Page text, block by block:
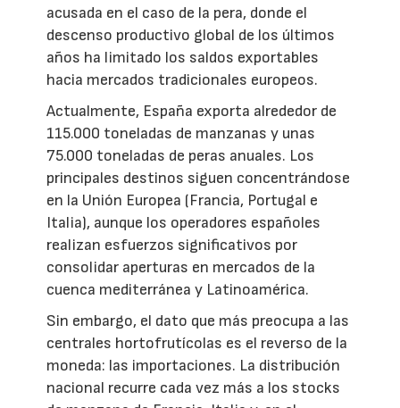
acusada en el caso de la pera, donde el
descenso productivo global de los últimos
años ha limitado los saldos exportables
hacia mercados tradicionales europeos.
Actualmente, España exporta alrededor de
115.000 toneladas de manzanas y unas
75.000 toneladas de peras anuales. Los
principales destinos siguen concentrándose
en la Unión Europea (Francia, Portugal e
Italia), aunque los operadores españoles
realizan esfuerzos significativos por
consolidar aperturas en mercados de la
cuenca mediterránea y Latinoamérica.
Sin embargo, el dato que más preocupa a las
centrales hortofrutícolas es el reverso de la
moneda: las importaciones. La distribución
nacional recurre cada vez más a los stocks